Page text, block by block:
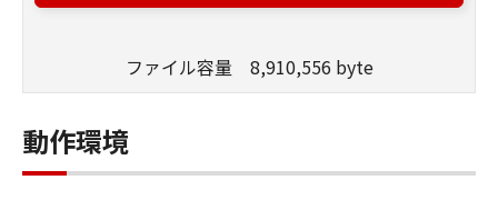
タの記憶媒体上にインストールすること、
と、アクセスすること、読み出すこと、も
しくは実行することのいずれも含むものと
します）することができます。お客様はま
た、お客様が「プリンタ」を使用すること
ファイル容量 8,910,556 byte
動作環境